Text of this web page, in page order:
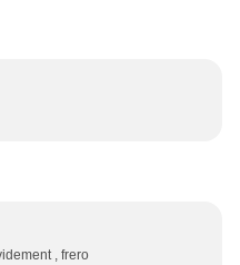
, frero